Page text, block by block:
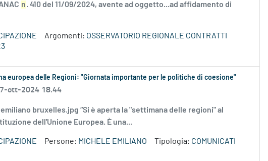
n. 410 del 11/09/2024, avente ad oggetto...ad affidamento di
Argomenti: OSSERVATORIO REGIONALE CONTRATTI
europea delle Regioni: "Giornata importante per le politiche di coesione"
ott-2024 18.44
bruxelles.jpg “Si è aperta la "settimana delle regioni" al
dell'Unione Europea. È una...
Persone: MICHELE EMILIANO Tipologia: COMUNICATI